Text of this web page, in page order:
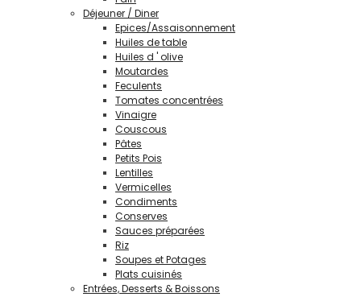
Déjeuner / Diner
Epices/Assaisonnement
Huiles de table
Huiles d ' olive
Moutardes
Feculents
Tomates concentrées
Vinaigre
Couscous
Pâtes
Petits Pois
Lentilles
Vermicelles
Condiments
Conserves
Sauces préparées
Riz
Soupes et Potages
Plats cuisinés
Entrées, Desserts & Boissons